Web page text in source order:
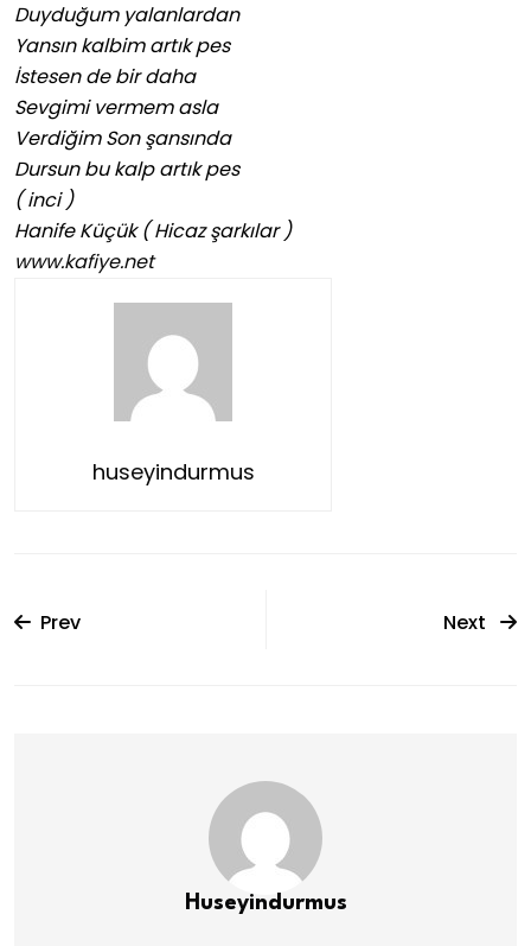
Duyduğum yalanlardan
Yansın kalbim artık pes
İstesen de bir daha
Sevgimi vermem asla
Verdiğim Son şansında
Dursun bu kalp artık pes
( inci )
Hanife Küçük ( Hicaz şarkılar )
www.kafiye.net
huseyindurmus
Prev Next
Huseyindurmus